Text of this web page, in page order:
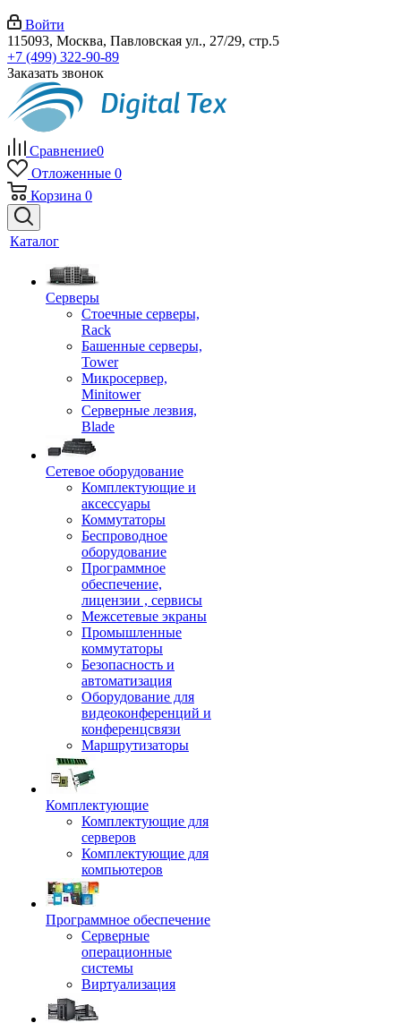
Войти
115093, Москва, Павловская ул., 27/29, стр.5
+7 (499) 322-90-89
Заказать звонок
Сравнение0
Отложенные 0
Корзина 0
Каталог
Серверы
Стоечные серверы,
Rack
Башенные серверы,
Tower
Микросервер,
Minitower
Серверные лезвия,
Blade
Сетевое оборудование
Комплектующие и
аксессуары
Коммутаторы
Беспроводное
оборудование
Программное
обеспечение,
лицензии , сервисы
Межсетевые экраны
Промышленные
коммутаторы
Безопасность и
автоматизация
Оборудование для
видеоконференций и
конференцсвязи
Маршрутизаторы
Комплектующие
Комплектующие для
серверов
Комплектующие для
компьютеров
Программное обеспечение
Серверные
операционные
системы
Виртуализация